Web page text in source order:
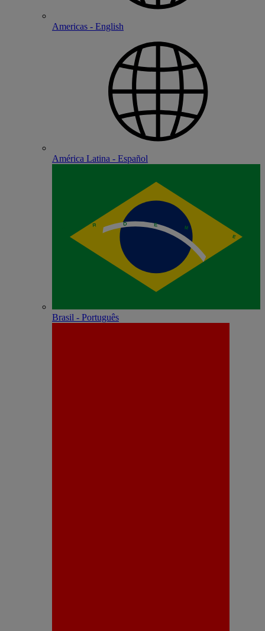
Americas - English
América Latina - Español
Brasil - Português